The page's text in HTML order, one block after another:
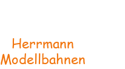
Herrmann
Modellbahnen